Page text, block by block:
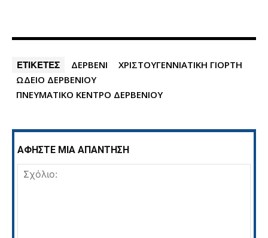
ΕΤΙΚΕΤΕΣ ΔΕΡΒΕΝΙ
ΧΡΙΣΤΟΥΓΕΝΝΙΑΤΙΚΗ ΓΙΟΡΤΗ
ΩΔΕΙΟ ΔΕΡΒΕΝΙΟΥ
ΠΝΕΥΜΑΤΙΚΟ ΚΕΝΤΡΟ ΔΕΡΒΕΝΙΟΥ
ΑΦΗΣΤΕ ΜΙΑ ΑΠΑΝΤΗΣΗ